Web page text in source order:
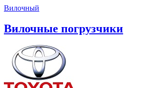
Вилочный
Вилочные погрузчики